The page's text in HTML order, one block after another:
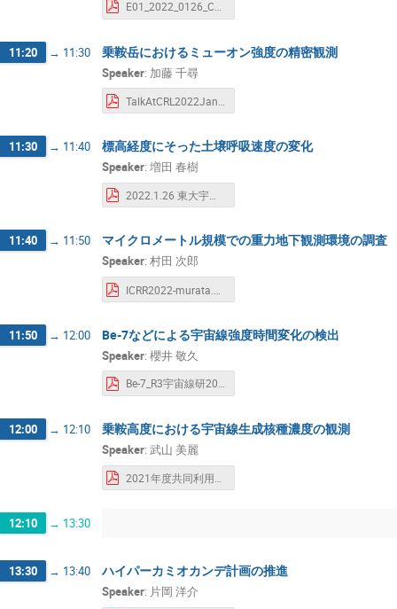
11:20 → 11:30 乗鞍岳におけるミューオン強度の精密観測
Speaker: 加藤 千尋
11:30 → 11:40 標高経度にそった土壌呼吸速度の変化
Speaker: 増田 春樹
11:40 → 11:50 マイクロメートル規模での重力地下観測環境の調査
Speaker: 村田 次郎
11:50 → 12:00 Be-7などによる宇宙線強度時間変化の検出
Speaker: 櫻井 敬久
Be-7_R3宇宙線研20220126.pdf
12:00 → 12:10 乗鞍高度における宇宙線生成核種濃度の観測
Speaker: 武山 美麗
12:10 → 13:30
13:30 → 13:40 ハイパーカミオカンデ計画の推進
Speaker: 片岡 洋介